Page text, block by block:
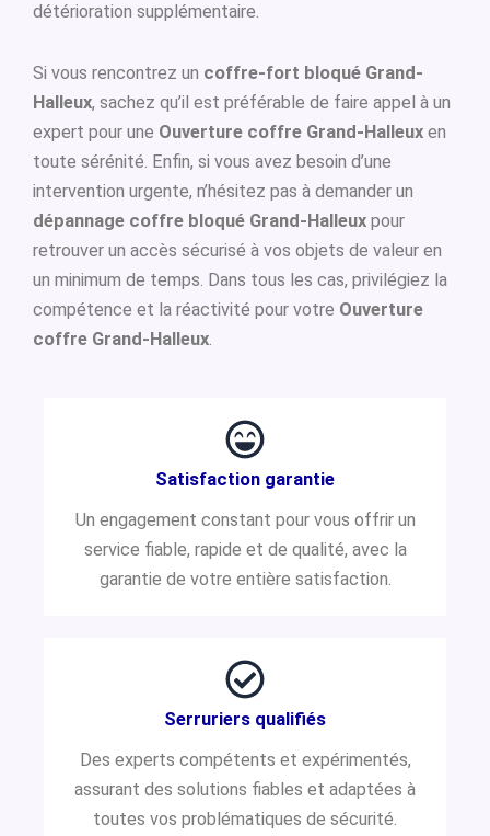
détérioration supplémentaire.
Si vous rencontrez un coffre-fort bloqué Grand-
Halleux, sachez qu’il est préférable de faire appel à un
expert pour une Ouverture coffre Grand-Halleux en
toute sérénité. Enfin, si vous avez besoin d’une
intervention urgente, n’hésitez pas à demander un
dépannage coffre bloqué Grand-Halleux pour
retrouver un accès sécurisé à vos objets de valeur en
un minimum de temps. Dans tous les cas, privilégiez la
compétence et la réactivité pour votre Ouverture
coffre Grand-Halleux.
Satisfaction garantie
Un engagement constant pour vous offrir un
service fiable, rapide et de qualité, avec la
garantie de votre entière satisfaction.
Serruriers qualifiés
Des experts compétents et expérimentés,
assurant des solutions fiables et adaptées à
toutes vos problématiques de sécurité.